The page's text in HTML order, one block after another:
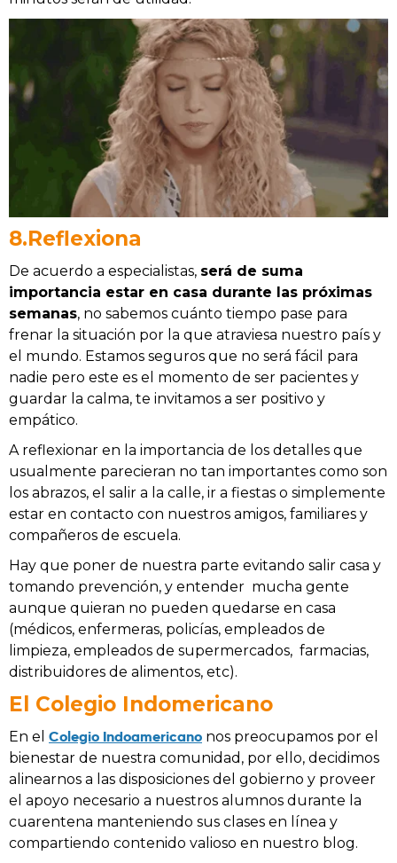
8.Reflexiona
De acuerdo a especialistas, será de suma
importancia estar en casa durante las próximas
semanas, no sabemos cuánto tiempo pase para
frenar la situación por la que atraviesa nuestro país y
el mundo. Estamos seguros que no será fácil para
nadie pero este es el momento de ser pacientes y
guardar la calma, te invitamos a ser positivo y
empático.
A reflexionar en la importancia de los detalles que
usualmente parecieran no tan importantes como son
los abrazos, el salir a la calle, ir a fiestas o simplemente
estar en contacto con nuestros amigos, familiares y
compañeros de escuela.
Hay que poner de nuestra parte evitando salir casa y
tomando prevención, y entender mucha gente
aunque quieran no pueden quedarse en casa
(médicos, enfermeras, policías, empleados de
limpieza, empleados de supermercados, farmacias,
distribuidores de alimentos, etc).
El Colegio Indomericano
En el Colegio Indoamericano nos preocupamos por el
bienestar de nuestra comunidad, por ello, decidimos
alinearnos a las disposiciones del gobierno y proveer
el apoyo necesario a nuestros alumnos durante la
cuarentena manteniendo sus clases en línea y
compartiendo contenido valioso en nuestro blog.